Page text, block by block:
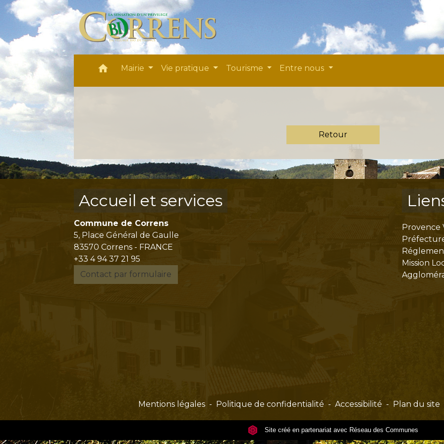
home Mairie Vie pratique Tourisme Entre nous
Retour
Accueil et services
Commune de Correns
5, Place Général de Gaulle
83570 Correns - FRANCE
+33 4 94 37 21 95
Contact par formulaire
Provence
Mission
Mentions légales - Politique de confidentialité - Accessibilité - Plan du site
Site créé en partenariat avec Réseau des Communes